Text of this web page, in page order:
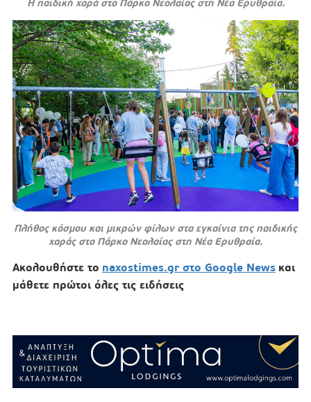
H παιδική χαρά στο Πάρκο Νεολαίας στη Νέα Ερυθραία.
Πλήθος κόσμου και μικρών φίλων στα εγκαίνια της παιδικής
χαράς στο Πάρκο Νεολαίας στη Νέα Ερυθραία.
Ακολουθήστε το naxostimes.gr στο Google News και
μάθετε πρώτοι όλες τις ειδήσεις